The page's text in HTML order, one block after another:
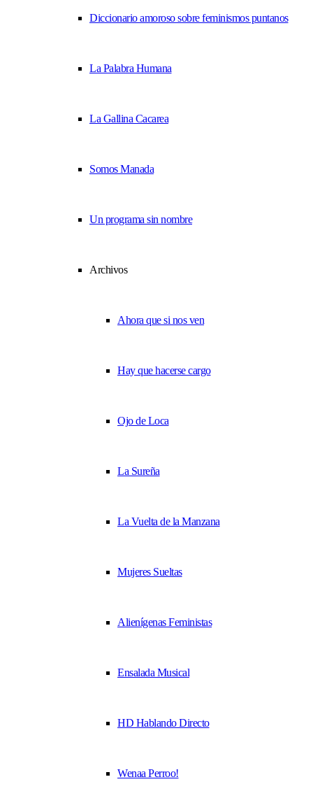
Diccionario amoroso sobre feminismos puntanos
La Palabra Humana
La Gallina Cacarea
Somos Manada
Un programa sin nombre
Archivos
Ahora que si nos ven
Hay que hacerse cargo
Ojo de Loca
La Sureña
La Vuelta de la Manzana
Mujeres Sueltas
Alienígenas Feministas
Ensalada Musical
HD Hablando Directo
Wenaa Perroo!